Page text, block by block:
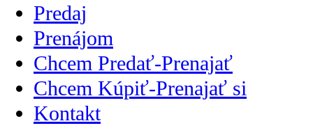
Predaj
Prenájom
Chcem Predať-Prenajať
Chcem Kúpiť-Prenajať si
Kontakt